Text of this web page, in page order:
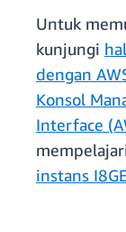
Untuk
kunjungi
dengan
Konsol
Interface
instans